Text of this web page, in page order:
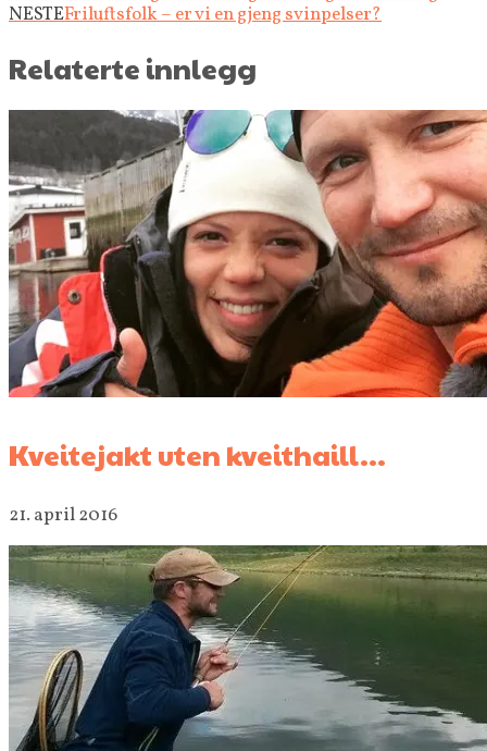
NESTEFriluftsfolk – er vi en gjeng svinpelser?
Relaterte innlegg
Kveitejakt uten kveithaill…
21. april 2016